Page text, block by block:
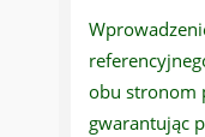
obu stronom
gwarantując